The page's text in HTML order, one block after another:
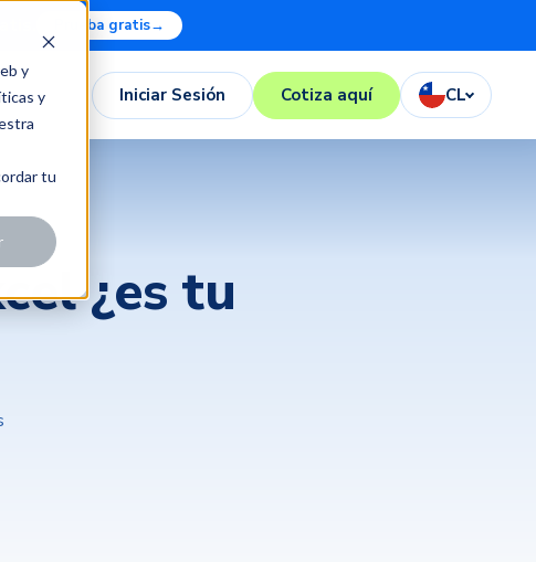
y
y
tu
Prueba gratis→
Iniciar Sesión Cotiza aquí CL
¿es tu